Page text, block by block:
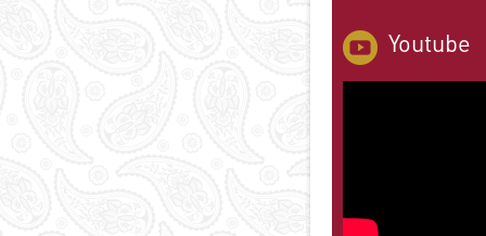
Youtube